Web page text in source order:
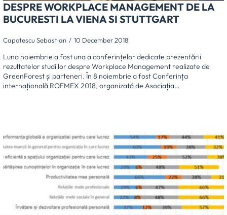
DESPRE WORKPLACE MANAGEMENT DE LA
BUCURESTI LA VIENA SI STUTTGART
Capotescu Sebastian 10 December 2018
Luna noiembrie a fost una a conferințelor dedicate prezentării
rezultatelor studiilor despre Workplace Management realizate de
GreenForest și parteneri. În 8 noiembrie a fost Conferința
internațională ROFMEX 2018, organizată de Asociația…